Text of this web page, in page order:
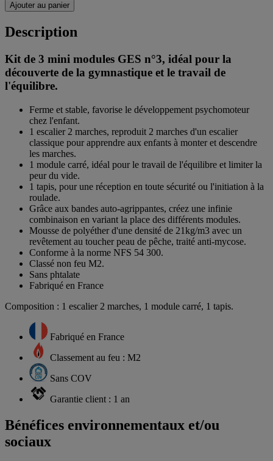
Ajouter au panier
Description
Kit de 3 mini modules GES n°3, idéal pour la
découverte de la gymnastique et le travail de
l'équilibre.
Ferme et stable, favorise le développement psychomoteur
chez l'enfant.
1 escalier 2 marches, reproduit 2 marches d'un escalier
classique pour apprendre aux enfants à monter et descendre
les marches.
1 module carré, idéal pour le travail de l'équilibre et limiter la
peur du vide.
1 tapis, pour une réception en toute sécurité ou l'initiation à la
roulade.
Grâce aux bandes auto-agrippantes, créez une infinie
combinaison en variant la place des différents modules.
Mousse de polyéther d'une densité de 21kg/m3 avec un
revêtement au toucher peau de pêche, traité anti-mycose.
Conforme à la norme NFS 54 300.
Classé non feu M2.
Sans phtalate
Fabriqué en France
Composition : 1 escalier 2 marches, 1 module carré, 1 tapis.
Fabriqué en France
Classement au feu : M2
Sans COV
Garantie client : 1 an
Bénéfices environnementaux et/ou
sociaux